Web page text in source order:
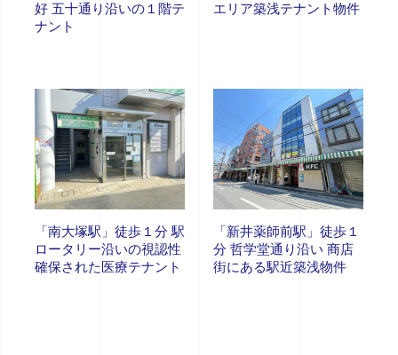
好 五十通り沿いの１階テ
ナント
エリア築浅テナント物件
「南大塚駅」徒歩１分 駅
ロータリー沿いの視認性
確保された医療テナント
「新井薬師前駅」徒歩１
分 哲学堂通り沿い 商店
街にある駅近築浅物件